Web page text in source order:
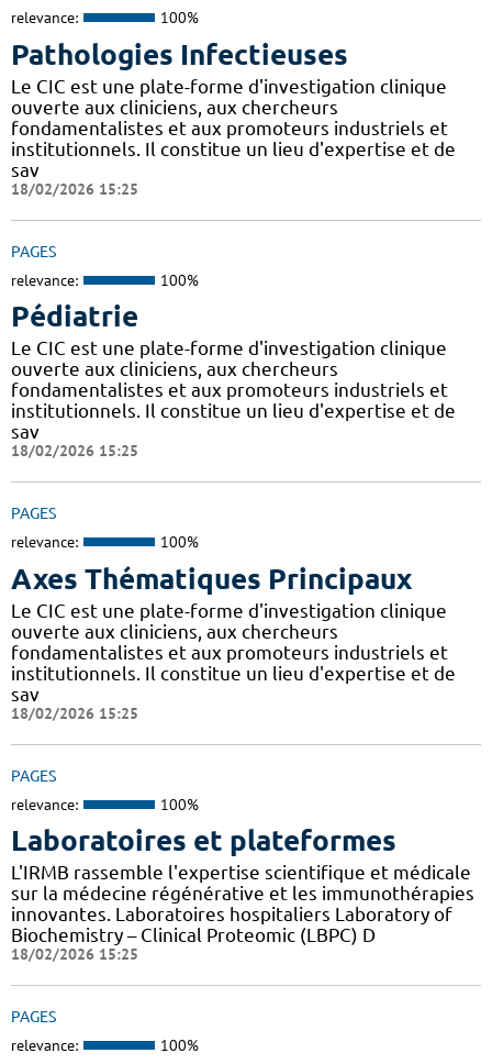
relevance: 100%
Pathologies Infectieuses
Le CIC est une plate-forme d'investigation clinique
ouverte aux cliniciens, aux chercheurs
fondamentalistes et aux promoteurs industriels et
institutionnels. Il constitue un lieu d'expertise et de
sav
18/02/2026 15:25
PAGES
relevance: 100%
Pédiatrie
Le CIC est une plate-forme d'investigation clinique
ouverte aux cliniciens, aux chercheurs
fondamentalistes et aux promoteurs industriels et
institutionnels. Il constitue un lieu d'expertise et de
sav
18/02/2026 15:25
PAGES
relevance: 100%
Axes Thématiques Principaux
Le CIC est une plate-forme d'investigation clinique
ouverte aux cliniciens, aux chercheurs
fondamentalistes et aux promoteurs industriels et
institutionnels. Il constitue un lieu d'expertise et de
sav
18/02/2026 15:25
PAGES
relevance: 100%
Laboratoires et plateformes
L'IRMB rassemble l'expertise scientifique et médicale
sur la médecine régénérative et les immunothérapies
innovantes. Laboratoires hospitaliers Laboratory of
Biochemistry – Clinical Proteomic (LBPC) D
18/02/2026 15:25
PAGES
relevance: 100%